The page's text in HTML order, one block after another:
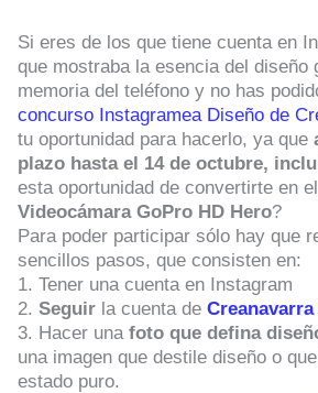
Si eres de los que tiene cuenta en
que mostraba la esencia del diseño
memoria del teléfono y no has
concurso Instagramea Diseño de
tu oportunidad para hacerlo, ya que
plazo hasta el 14 de octubre,
esta oportunidad de convertirte en
Videocámara GoPro HD Hero?
Para poder participar sólo hay que
sencillos pasos, que consisten en:
1. Tener una cuenta en Instagram
2. Seguir la cuenta de
3. Hacer unafoto que defina
una imagen que destile diseño o
estado puro.